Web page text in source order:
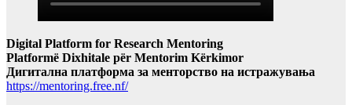
Digital Platform for Research Mentoring
Platformë Dixhitale për Mentorim Kërkimor
Дигитална платформа за менторство на истражувања
https://mentoring.free.nf/